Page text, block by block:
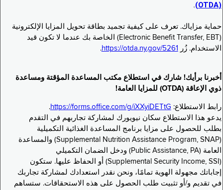
(OTDA)
.
حماية مزاياك. تعرف على كيفية تجميد بطاقة تحويل المزايا الإلكترونية
(Electronic Benefit Transfer, EBT) الخاصة بك عندما لا تكون قيد
الاستخدام. زُر
https://otda.ny.gov/5261
.
أخبرنا برأيك! شارك في استطلاع مكتب المساعدة المؤقتة ومساعدة
ذوي الإعاقة (OTDA) للمزايا العامة!
رابط الاستطلاع: https://forms.office.com/g/iXXyiDETtG
.
يدعو هذا الاستطلاع سكان نيويورك لمشاركة تجاربهم في التقدم
بطلب للحصول على مزايا برنامج المساعدة الغذائية التكميلية
(Supplemental Nutrition Assistance Program, SNAP) والمساعدة
العامة (Public Assistance, PA) ودخل الضمان التكميلي
(Supplemental Security Income, SSI) أو الحفاظ عليها. ستكون
إجاباتك مجهولة الهوية تمامًا، ونحن نقدر استعدادك لمشاركة تجاربك
في تقديم و/أو تثبيت طلب الحصول على هذه الاستحقاقات. ستساهم